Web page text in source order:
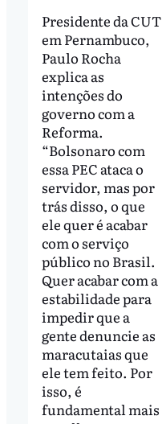
Presidente da CUT
em Pernambuco,
Paulo Rocha
explica as
intenções do
governo com a
Reforma.
“Bolsonaro com
essa PEC ataca o
servidor, mas por
trás disso, o que
ele quer é acabar
com o serviço
público no Brasil.
Quer acabar com a
estabilidade para
impedir que a
gente denuncie as
maracutaias que
ele tem feito. Por
isso, é
fundamental mais